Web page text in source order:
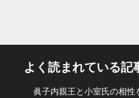
よく読まれている記
眞子内親王と小室氏の相性